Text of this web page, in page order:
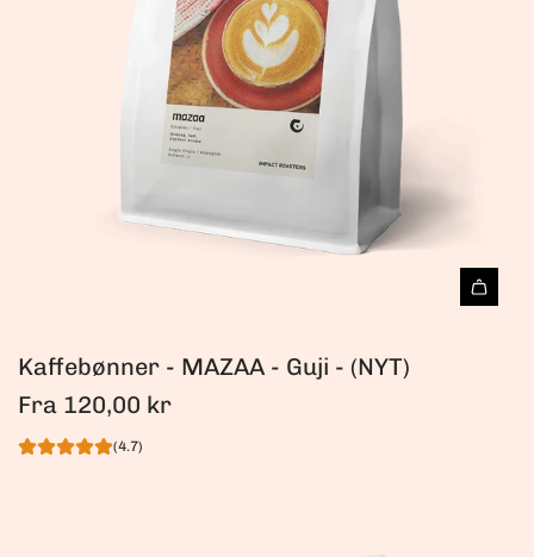
Kaffebønner - MAZAA - Guji - (NYT)
Fra 120,00 kr
(4.7)